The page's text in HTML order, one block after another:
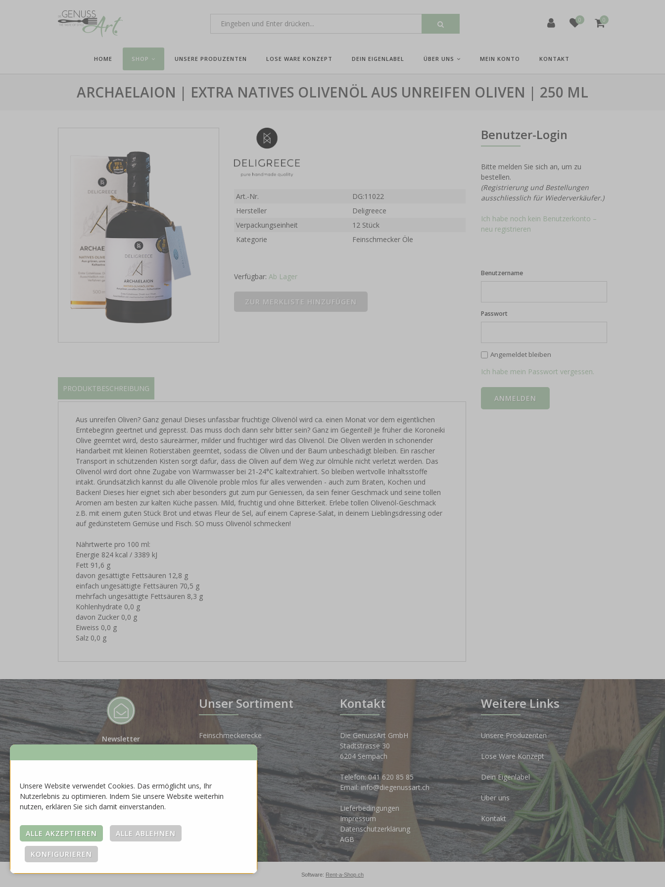
0 0
HOME SHOP UNSERE PRODUZENTEN LOSE WARE KONZEPT DEIN EIGENLABEL ÜBER UNS MEIN KONTO KONTAKT
ARCHAELAION | EXTRA NATIVES OLIVENÖL AUS UNREIFEN OLIVEN | 250 ML
Art.-Nr.
DG:11022
Hersteller
Deligreece
Verpackungseinheit
12 Stück
Kategorie
Feinschmecker Öle
Verfügbar:Ab Lager
PRODUKTBESCHREIBUNG
Aus unreifen Oliven? Ganz genau! Dieses unfassbar fruchtige Olivenöl wird ca. einen Monat vor dem eigentlichen
Erntebeginn geertnet und gepresst. Das muss doch dann sehr bitter sein? Ganz im Gegenteil! Je früher die Koroneiki
Olive geerntet wird, desto säureärmer, milder und fruchtiger wird das Olivenöl. Die Oliven werden in schonender
Handarbeit mit kleinen Rotierstäben geerntet, sodass die Oliven und der Baum unbeschädigt bleiben. Ein rascher
Transport in schützenden Kisten sorgt dafür, dass die Oliven auf dem Weg zur ölmühle nicht verletzt werden. Das
Olivenöl wird dort ohne Zugabe von Warmwasser bei 21-24°C kaltextrahiert. So bleiben wertvolle Inhaltsstoffe
intakt. Grundsätzlich kannst du alle Olivenöle proble mlos für alles verwenden - auch zum Braten, Kochen und
Backen! Dieses hier eignet sich aber besonders gut zum pur Geniessen, da sein feiner Geschmack und seine tollen
Aromen am besten zur kalten Küche passen. Mild, fruchtig und ohne Bitterkeit. Erlebe tollen Olivenöl-Geschmack
z.B. mit einem guten Stück Brot und etwas Fleur de Sel, auf einem Caprese-Salat, in deinem Lieblingsdressing oder
auf gedünstetem Gemüse und Fisch. SO muss Olivenöl schmecken!
Nährtwerte pro 100 ml:
Energie 824 kcal / 3389 kJ
Fett 91,6 g
davon gesättigte Fettsäuren 12,8 g
einfach ungesättigte Fettsäuren 70,5 g
mehrfach ungesättigte Fettsäuren 8,3 g
Kohlenhydrate 0,0 g
davon Zucker 0,0 g
Eiweiss 0,0 g
Salz 0,0 g
Benutzer-Login
Bitte melden Sie sich an, um zu
bestellen.
(Registrierung und Bestellungen
ausschliesslich für Wiederverkäufer.)
Ich habe noch kein Benutzerkonto –
neu registrieren
Benutzername
Passwort
Angemeldet bleiben
Ich habe mein Passwort vergessen.
Newsletter
ZUR ANMELDUNG
Unser Sortiment
Feinschmeckerecke
Neuheiten
Kontakt
Die GenussArt GmbH
Stadtstrasse 30
6204 Sempach
Telefon:041 620 85 85
Email: info@diegenussart.ch
Lieferbedingungen
Impressum
Datenschutzerklärung
AGB
Weitere Links
Unsere Produzenten
Lose Ware Konzept
Dein Eigenlabel
Über uns
Kontakt
Software: Rent-a-Shop.ch
Unsere Website verwendet Cookies. Das ermöglicht uns, Ihr
Nutzerlebnis zu optimieren. Indem Sie unsere Website weiterhin
nutzen, erklären Sie sich damit einverstanden.